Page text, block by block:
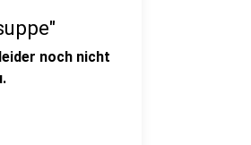
noch nicht